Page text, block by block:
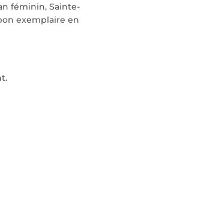
féminin, Sainte-
exemplaire en